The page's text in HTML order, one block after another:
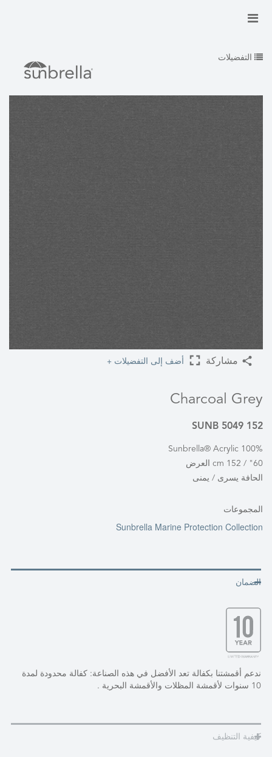
التفضيلات
مشاركة أضف إلى التفضيلات +
Charcoal Grey
SUNB 5049 152
100% Sunbrella® Acrylic
60" / 152 cm العرض
الحافة يسرى / يمنى
المجموعات
Sunbrella Marine Protection Collection
الضمان
ندعم أقمشتنا بكفالة تعد الأفضل في هذه الصناعة: كفالة محدودة لمدة
10 سنوات لأقمشة المظلات والأقمشة البحرية .
كيفية التنظيف